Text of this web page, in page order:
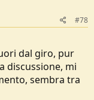
#78
dal giro, pur
discussione, mi
sembra tra